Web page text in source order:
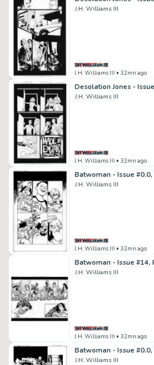
J.H. Williams III
J.H. Williams III • 32mn ago
Desolation Jones -
J.H. Williams III
J.H. Williams III • 32mn ago
Batwoman - Issue #0.0,
J.H. Williams III
J.H. Williams III • 32mn ago
Batwoman - Issue #14,
J.H. Williams III
J.H. Williams III • 32mn ago
Batwoman - Issue #0.0,
J.H. Williams III